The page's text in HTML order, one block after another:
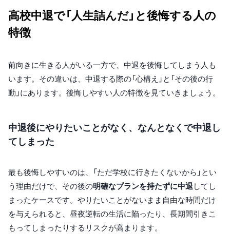
高校中退で「人生詰んだ」と後悔する人の
特徴
前向きに生きる人がいる一方で、中退を後悔してしまう人も
います。その違いは、中退する際の「心構え」と「その後の行
動」にあります。後悔しやすい人の特徴を見ていきましょう。
中退後にやりたいことがなく、なんとなくで中退し
てしまった
最も後悔しやすいのは、「ただ学校に行きたくないから」とい
う理由だけで、その後の明確なプランを持たずに中退してし
まったケースです。やりたいことがないまま自由な時間だけ
を与えられると、昼夜逆転の生活に陥ったり、長期間引きこ
もってしまったりするリスクが高まります。